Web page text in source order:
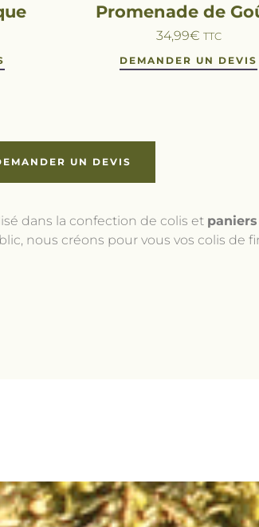
Promenade de
34,99€ TTC
DEMANDER UN DEVIS
UN DEVIS
dans la confection de colis et
nous créons pour vous vos colis de